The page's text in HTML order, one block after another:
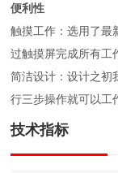
便利性
触摸工作：选用了最
过触摸屏完成所有工
简洁设计：设计之初
行三步操作就可以工
技术指标